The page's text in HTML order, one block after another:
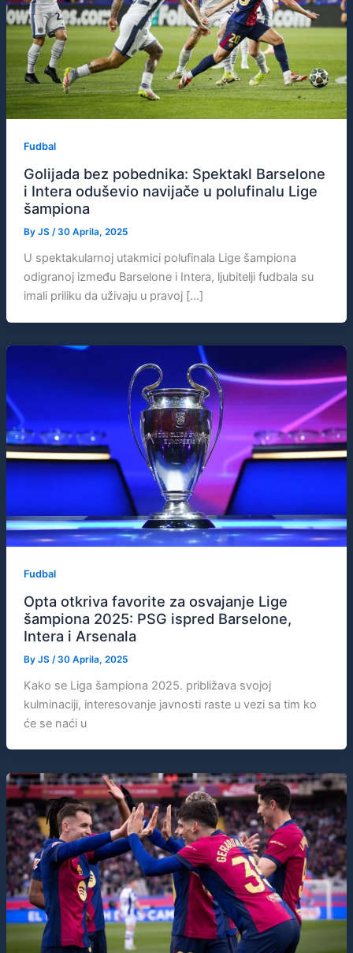
Fudbal
Golijada bez pobednika: Spektakl Barselone
i Intera oduševio navijače u polufinalu Lige
šampiona
By JS /30 Aprila, 2025
U spektakularnoj utakmici polufinala Lige šampiona
odigranoj između Barselone i Intera, ljubitelji fudbala su
imali priliku da uživaju u pravoj […]
Fudbal
Opta otkriva favorite za osvajanje Lige
šampiona 2025: PSG ispred Barselone,
Intera i Arsenala
By JS /30 Aprila, 2025
Kako se Liga šampiona 2025. približava svojoj
kulminaciji, interesovanje javnosti raste u vezi sa tim ko
će se naći u